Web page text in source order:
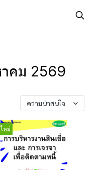
คม 2569
ความน่าสนใจ
หม่